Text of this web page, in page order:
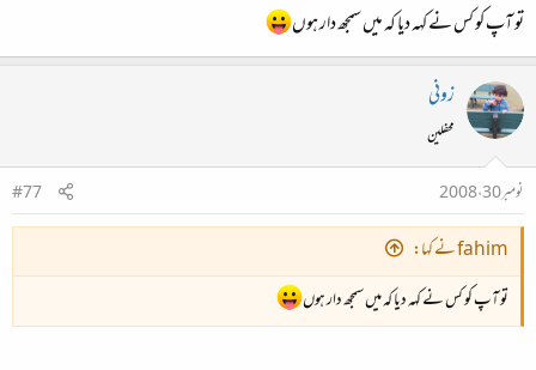
تو آپ کو کس نے کہہ دیا کہ میں‌ سمجھ دار ہوں
زونی
محفلین
نومبر 30، 2008
#77
fahim نے کہا:
تو آپ کو کس نے کہہ دیا کہ میں‌ سمجھ دار ہوں